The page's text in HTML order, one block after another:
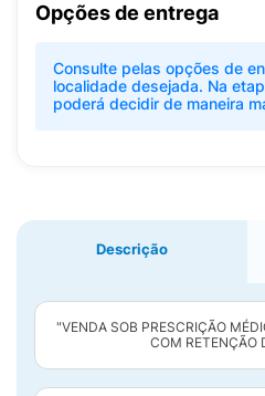
Opções de entrega
Consulte pelas opções de
localidade desejada. Na
poderá decidir de maneira
Descrição
"VENDA SOB PRESCRIÇÃO
COM RETENÇÃO